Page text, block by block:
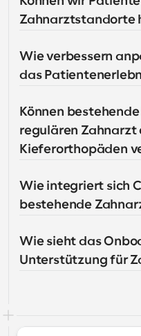
Zahnarztstandorte
Wie verbessern
das
Können
regulären Zahnarzt
Kieferorthopäden
Wie integriert sich
bestehende
Wie sieht das
Unterstützung für